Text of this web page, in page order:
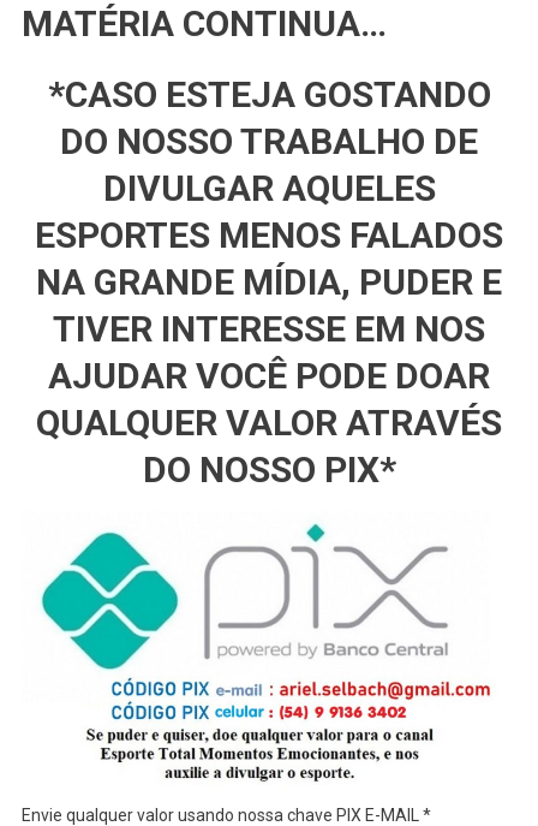
MATÉRIA CONTINUA…
*CASO ESTEJA GOSTANDO
DO NOSSO TRABALHO DE
DIVULGAR AQUELES
ESPORTES MENOS FALADOS
NA GRANDE MÍDIA, PUDER E
TIVER INTERESSE EM NOS
AJUDAR VOCÊ PODE DOAR
QUALQUER VALOR ATRAVÉS
DO NOSSO PIX*
Envie qualquer valor usando nossa chave PIX E-MAIL *